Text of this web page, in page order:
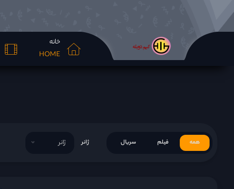
خانه
HOME
همه فیلم سریال ژانر ژانر